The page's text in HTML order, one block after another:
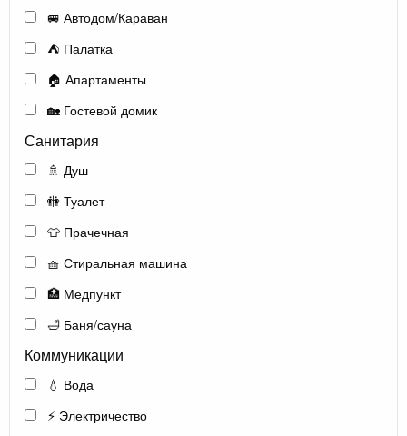
🚐 Автодом/Караван
⛺ Палатка
🏠 Апартаменты
🏡 Гостевой домик
Санитария
🚿 Душ
🚻 Туалет
👕 Прачечная
🧺 Стиральная машина
🏥 Медпункт
🛁 Баня/сауна
Коммуникации
💧 Вода
⚡ Электричество